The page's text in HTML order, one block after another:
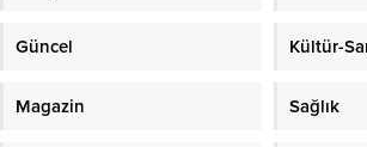
Güncel Kültür-
Magazin Sağlık